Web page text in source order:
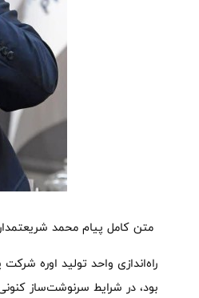
متن کامل پیام محمد
راه‌اندازی واحد تولید اوره
بود، در شرایط سرنوشت‌ساز